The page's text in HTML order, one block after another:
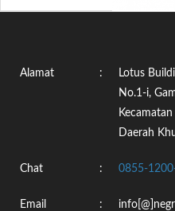
Alamat :
Lotus
No.1-i,
Daerah
Chat : 0855-
Email :